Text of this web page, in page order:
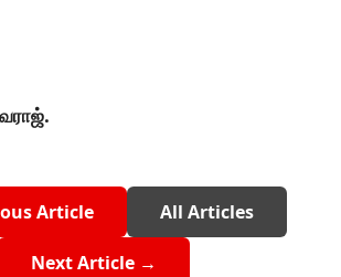
Article All Articles
Next Article →